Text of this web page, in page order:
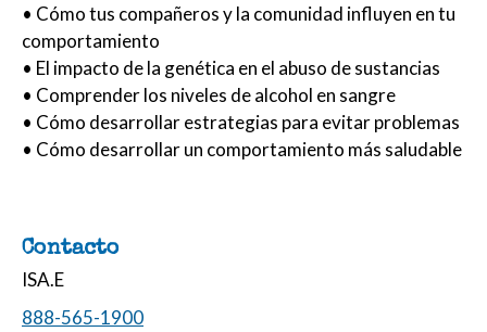
• Cómo tus compañeros y la comunidad influyen en tu
comportamiento
• El impacto de la genética en el abuso de sustancias
• Comprender los niveles de alcohol en sangre
• Cómo desarrollar estrategias para evitar problemas
• Cómo desarrollar un comportamiento más saludable
Contacto
ISA.E
888-565-1900